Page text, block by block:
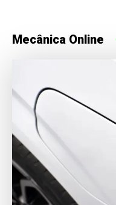
Mecânica Online